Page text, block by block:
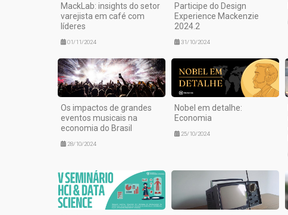
MackLab: insights do setor
varejista em café com
líderes
01/11/2024
Participe do Design
Experience Mackenzie
2024.2
31/10/2024
Os impactos de grandes
eventos musicais na
economia do Brasil
28/10/2024
Nobel em detalhe:
Economia
25/10/2024